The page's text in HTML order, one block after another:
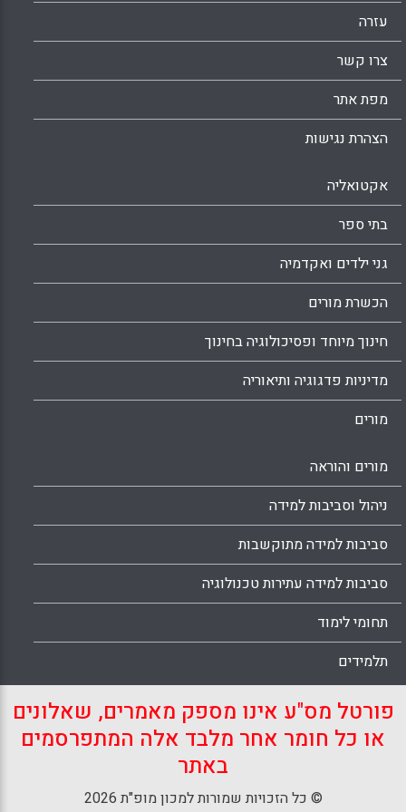
מאוימים כיוון שכל התלמידים באותה רמה פחות
או יותר בחשבון ויש איזו אחווה משותפת ( דורית
ברט , אורנה פליקס , יפה בר-זיו , מירי שינפלד ,
אילנה רונן ) .
WhatsApp
עזרה
צרו קשר
מפת אתר
הצהרת נגישות
אקטואליה
בתי ספר
גני ילדים ואקדמיה
הכשרת מורים
חינוך מיוחד ופסיכולוגיה בחינוך
מדיניות פדגוגיה ותיאוריה
מורים
מורים והוראה
ניהול וסביבות למידה
סביבות למידה מתוקשבות
סביבות למידה עתירות טכנולוגיה
תחומי לימוד
תלמידים
פורטל מס"ע אינו מספק מאמרים, שאלונים
או כל חומר אחר מלבד אלה המתפרסמים
באתר
© כל הזכויות שמורות למכון מופ"ת 2026